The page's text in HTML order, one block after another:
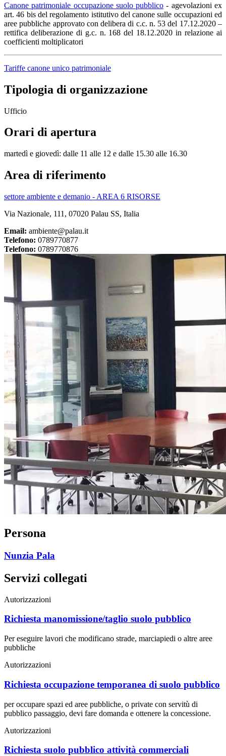
Canone patrimoniale occupazione suolo pubblico - agevolazioni ex
art. 46 bis del regolamento istitutivo del canone sulle occupazioni ed
aree pubbliche approvato con delibera di c.c. n. 53 del 17.12.2020 –
rettifica deliberazione di g.c. n. 168 del 18.12.2020 in relazione ai
coefficienti moltiplicatori
Tariffe canone unico patrimoniale
Tipologia di organizzazione
Ufficio
Orari di apertura
martedì e giovedì: dalle 11 alle 12 e dalle 15.30 alle 16.30
Area di riferimento
settore ambiente e demanio - AREA 6 RISORSE
Via Nazionale, 111, 07020 Palau SS, Italia
Email: ambiente@palau.it
Telefono: 0789770877
Telefono: 0789770876
Persona
Nunzia Pala
Servizi collegati
Autorizzazioni
Richiesta manomissione/taglio suolo pubblico
Per eseguire lavori che modificano strade, marciapiedi o altre aree
pubbliche
Autorizzazioni
Richiesta occupazione temporanea di suolo pubblico
per occupare spazi ed aree pubbliche, o private con servitù di
pubblico passaggio, devi fare domanda e ottenere la concessione.
Autorizzazioni
Richiesta suolo pubblico attività commerciali